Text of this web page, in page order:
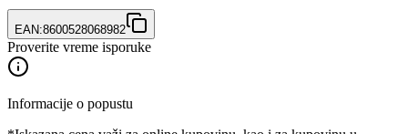
EAN:8600528068982
Proverite vreme isporuke
Informacije o popustu